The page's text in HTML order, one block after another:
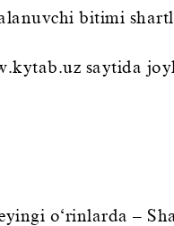
bitimi
saytida
o‘rinlarda –